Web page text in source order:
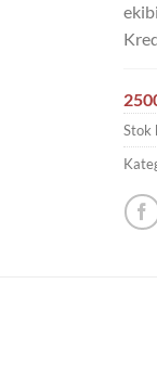
Stok